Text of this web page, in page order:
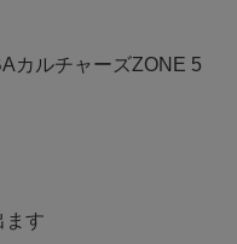
カルチャーズZONE 5
ます